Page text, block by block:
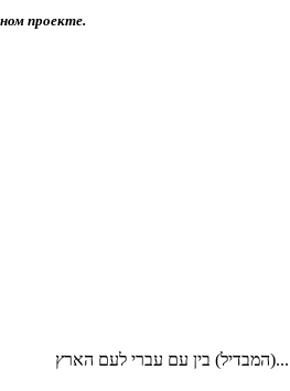
проекте.
...(המבדיל) בין עם עברי לעם הארץ